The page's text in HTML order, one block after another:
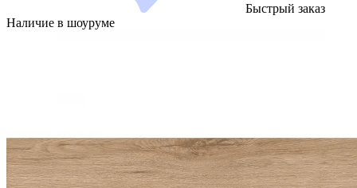
Быстрый заказ
Наличие в шоуруме